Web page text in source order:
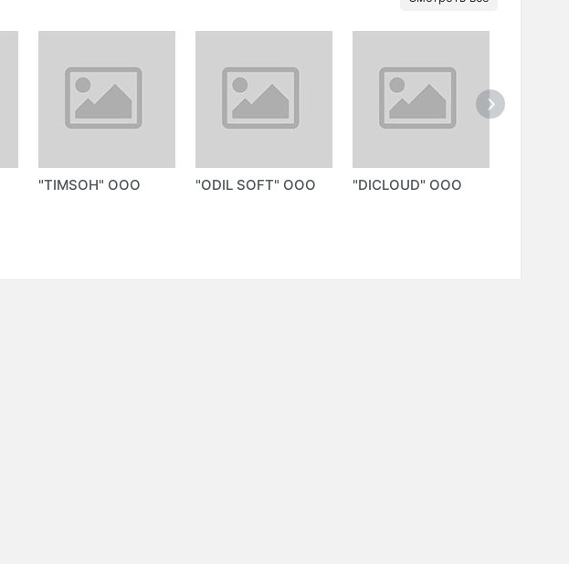
"TIMSOH" ООО "ODIL SOFT" ООО "DICLOUD" ООО